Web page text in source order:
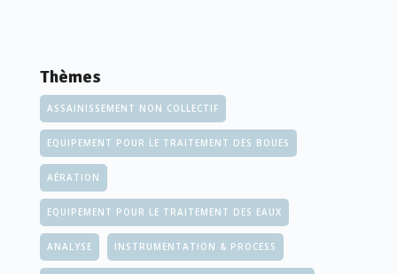
Thèmes
ASSAINISSEMENT NON COLLECTIF
EQUIPEMENT POUR LE TRAITEMENT DES BOUES
AÉRATION
EQUIPEMENT POUR LE TRAITEMENT DES EAUX
ANALYSE INSTRUMENTATION & PROCESS